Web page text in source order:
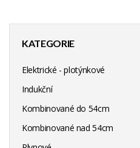
KATEGORIE
Elektrické - plotýnkové
Indukční
Kombinované do 54cm
Kombinované nad 54cm